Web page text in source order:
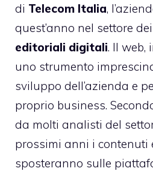
di Telecom Italia,
quest’anno nel settore dei
editoriali digitali. Il web,
uno strumento
sviluppo dell’azienda e
proprio business.
da molti analisti del
prossimi anni i contenuti
sposteranno sulle